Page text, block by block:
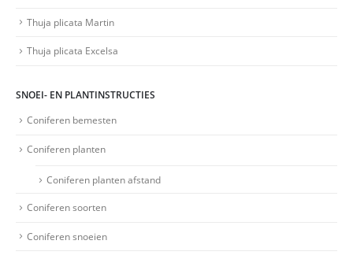
Thuja plicata Martin
Thuja plicata Excelsa
SNOEI- EN PLANTINSTRUCTIES
Coniferen bemesten
Coniferen planten
Coniferen planten afstand
Coniferen soorten
Coniferen snoeien